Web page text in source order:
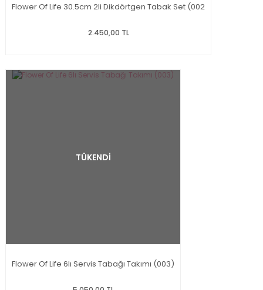
Flower Of Life 30.5cm 2li Dikdörtgen Tabak Set (002
2.450,00 TL
TÜKENDİ
Flower Of Life 6lı Servis Tabağı Takımı (003)